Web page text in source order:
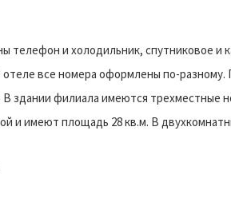
телефон и холодильник, спутниковое и
все номера оформлены по-
В здании филиала имеются трехместные
и имеют площадь 28 кв.м. В